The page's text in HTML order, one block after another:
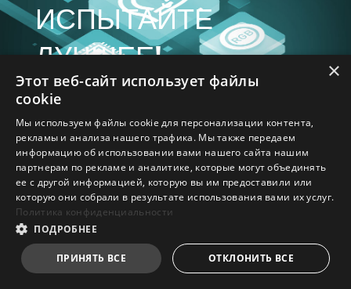
ИСПЫТАЙТЕ
ЛУЧШЕЕ!
ЗВУК MYSTIC LIGHT
BIOS ПРИЛОЖЕНИЯ
AUDIO BOOST
ДОБАВЬТЕ ЦВЕТА
Новый дизайн CLICK BIOS X от MSI
предлагает эстетически приятное и удобное
MSI CENTER
×
Этот веб-сайт использует файлы
cookie
Мы используем файлы cookie для персонализации контента,
рекламы и анализа нашего трафика. Мы также передаем
информацию об использовании вами нашего сайта нашим
партнерам по рекламе и аналитике, которые могут объединять
ее с другой информацией, которую вы им предоставили или
которую они собрали в результате использования вами их услуг.
Политика конфиденциальности
ПОДРОБНЕЕ
ПРИНЯТЬ ВСЕ ОТКЛОНИТЬ ВСЕ